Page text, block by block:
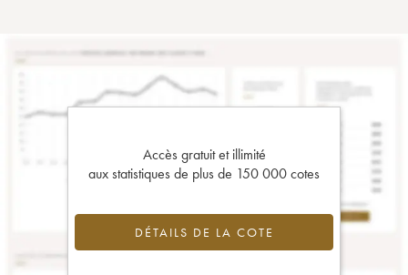
Accès gratuit et illimité
aux statistiques de plus de 150 000 cotes
DÉTAILS DE LA COTE